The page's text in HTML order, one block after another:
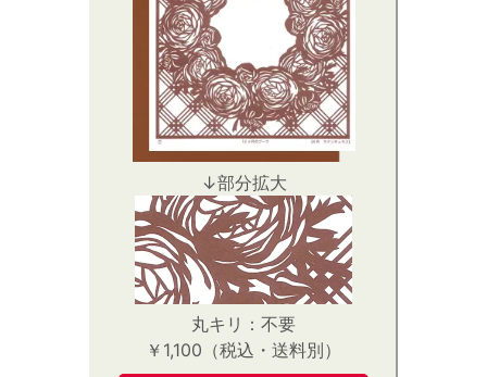
↓部分拡大
丸キリ：不要
￥1,100（税込・送料別）